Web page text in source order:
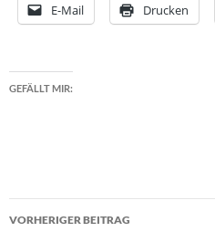
E-Mail Drucken
GEFÄLLT MIR:
Beitragsnavigation
VORHERIGER BEITRAG